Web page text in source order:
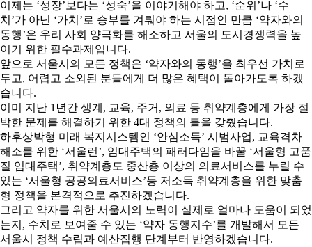
이제는 ‘성장’보다는 ‘성숙’을 이야기해야 하고, ‘순위’나 ‘수
치’가 아닌 ‘가치’로 승부를 겨뤄야 하는 시점인 만큼 ‘약자와의
동행’은 우리 사회 양극화를 해소하고 서울의 도시경쟁력을 높
이기 위한 필수과제입니다.
앞으로 서울시의 모든 정책은 ‘약자와의 동행’을 최우선 가치로
두고, 어렵고 소외된 분들에게 더 많은 혜택이 돌아가도록 하겠
습니다.
이미 지난 1년간 생계, 교육, 주거, 의료 등 취약계층에게 가장 절
박한 문제를 해결하기 위한 4대 정책의 틀을 갖췄습니다.
하후상박형 미래 복지시스템인 ‘안심소득’ 시범사업, 교육격차
해소를 위한 ‘서울런’, 임대주택의 패러다임을 바꿀 ‘서울형 고품
질 임대주택’, 취약계층도 중산층 이상의 의료서비스를 누릴 수
있는 ‘서울형 공공의료서비스’등 저소득 취약계층을 위한 맞춤
형 정책을 본격적으로 추진하겠습니다.
그리고 약자를 위한 서울시의 노력이 실제로 얼마나 도움이 되었
는지, 수치로 보여줄 수 있는 ‘약자 동행지수’를 개발해서 모든
서울시 정책 수립과 예산집행 단계부터 반영하겠습니다.